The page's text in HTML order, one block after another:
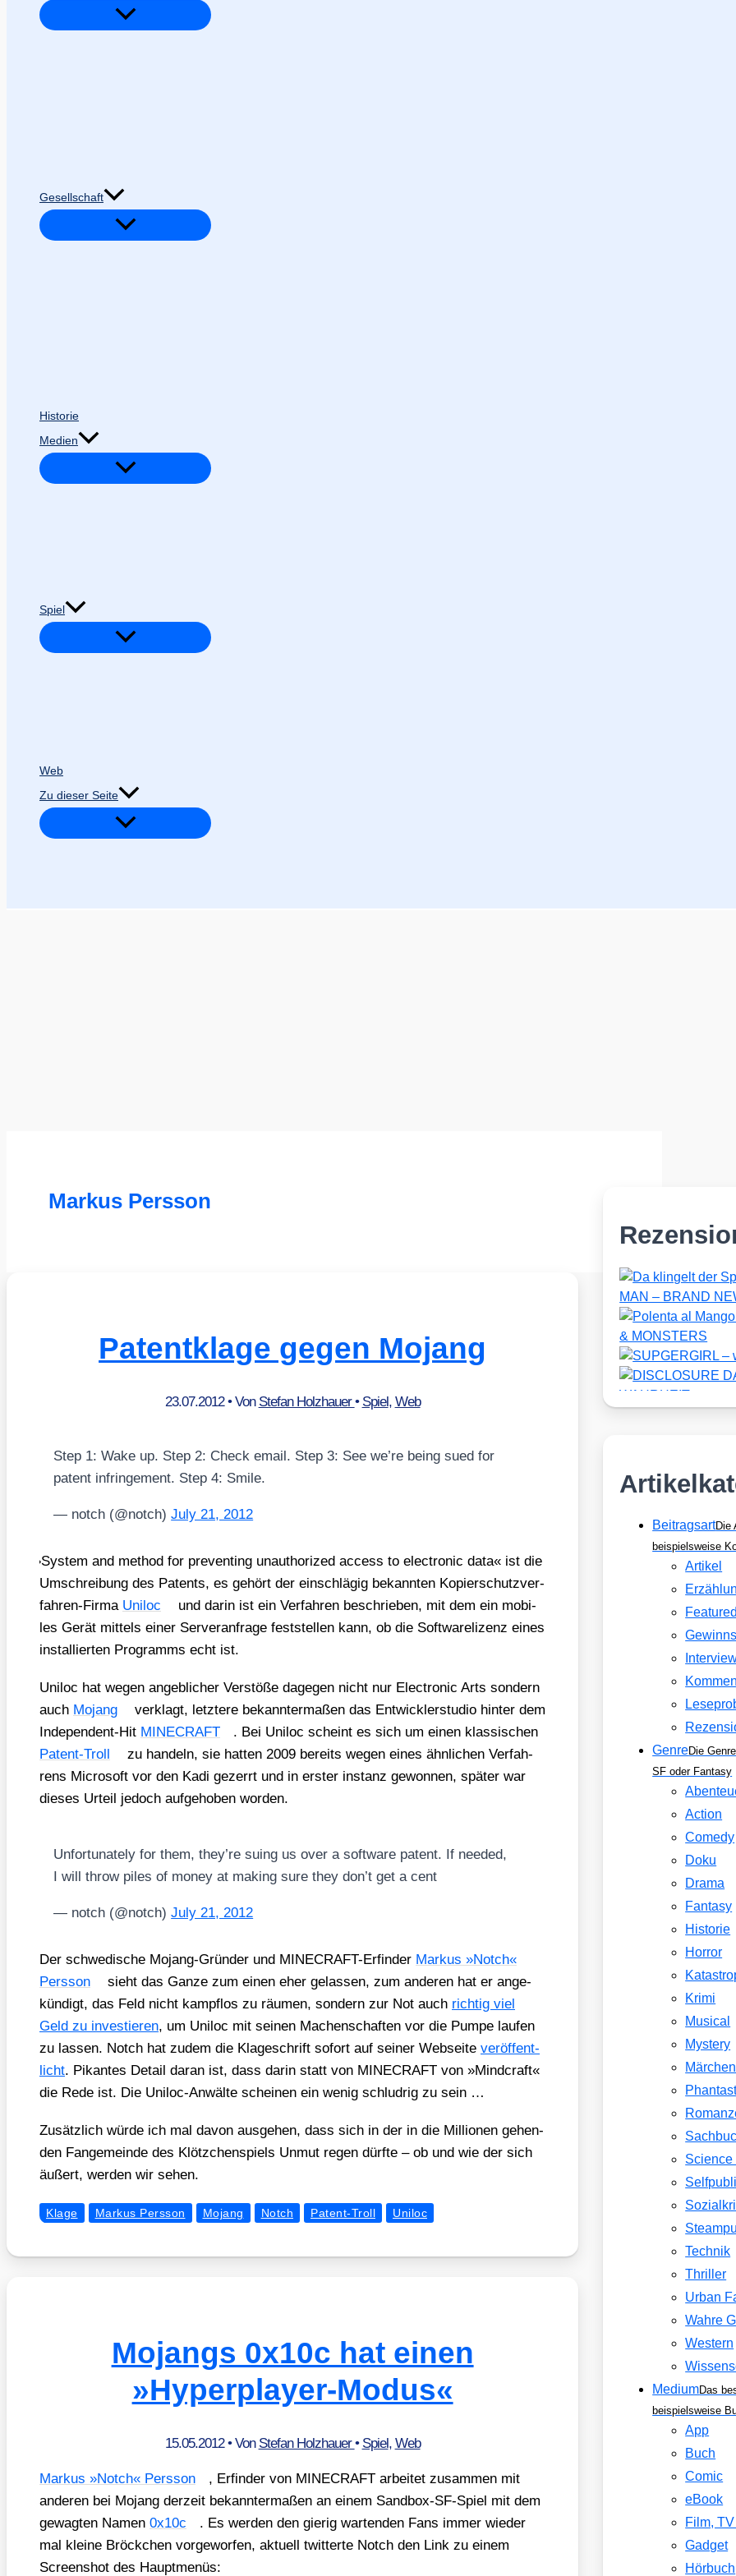
Gesellschaft
Historie
Medien
Spiel
Web
Zu dieser Seite
Markus Persson
Patentklage gegen Mojang
23.07.2012• Von Stefan Holzhauer• Spiel, Web
Step 1: Wake up. Step 2: Check email. Step 3: See we’­re being sued for
patent inf­rin­ge­ment. Step 4: Smi­le.
— notch (@notch)July 21, 2012
»Sys­tem and method for pre­ven­ting unaut­ho­ri­zed access to elec­tro­nic data« ist die
Umschrei­bung des Patents, es gehört der ein­schlä­gig bekann­ten Kopier­schutz­ver­
fah­ren-Fir­ma Uni­loc
und dar­in ist ein Ver­fah­ren beschrie­ben, mit dem ein mobi­
les Gerät mit­tels einer Ser­ver­an­fra­ge fest­stel­len kann, ob die Soft­ware­li­zenz eines
instal­lier­ten Pro­gramms echt ist.
Uni­loc hat wegen angeb­li­cher Ver­stö­ße dage­gen nicht nur Elec­tro­nic Arts son­dern
auch Mojang
ver­klagt, letz­te­re bekann­ter­ma­ßen das Ent­wick­ler­stu­dio hin­ter dem
Inde­pen­dent-Hit MINECRAFT
. Bei Uni­loc scheint es sich um einen klas­si­schen
Patent-Troll
zu han­deln, sie hat­ten 2009 bereits wegen eines ähn­li­chen Ver­fah­
rens Micro­soft vor den Kadi gezerrt und in ers­ter instanz gewon­nen, spä­ter war
die­ses Urteil jedoch auf­ge­ho­ben wor­den.
Unfort­u­na­te­ly for them, they’­re suing us over a soft­ware patent. If nee­ded,
I will throw piles of money at making sure they don’t get a cent
— notch (@notch)July 21, 2012
Der schwe­di­sche Mojang-Grün­der und MINE­CRAFT-Erfin­der Mar­kus »Notch«
Pers­son
sieht das Gan­ze zum einen eher gelas­sen, zum ande­ren hat er ange­
kün­digt, das Feld nicht kampf­los zu räu­men, son­dern zur Not auch rich­tig viel
Geld zu inves­tie­ren, um Uni­loc mit sei­nen Machen­schaf­ten vor die Pum­pe lau­fen
zu las­sen. Notch hat zudem die Kla­ge­schrift sofort auf sei­ner Web­sei­te ver­öf­fent­
licht. Pikan­tes Detail dar­an ist, dass dar­in statt von MINECRAFT von »Mind­craft«
die Rede ist. Die Uni­loc-Anwäl­te schei­nen ein wenig schlud­rig zu sein …
Zusätz­lich wür­de ich mal davon aus­ge­hen, dass sich in der in die Mil­lio­nen gehen­
den Fan­ge­mein­de des Klötz­chen­spiels Unmut regen dürf­te – ob und wie der sich
äußert, wer­den wir sehen.
Klage Markus Persson Mojang Notch Patent-Troll Uniloc
Mojangs 0x10c hat einen
»Hyperplayer-Modus«
15.05.2012• Von Stefan Holzhauer• Spiel, Web
Mar­kus »Notch« Pers­son
, Erfin­der von MINECRAFT arbei­tet zusam­men mit
ande­ren bei Mojang der­zeit bekann­ter­ma­ßen an einem Sand­box-SF-Spiel mit dem
gewag­ten Namen 0x10c
. Es wer­den den gie­rig war­ten­den Fans immer wie­der
mal klei­ne Bröck­chen vor­ge­wor­fen, aktu­ell twit­ter­te Notch den Link zu einem
Screen­shot des Haupt­me­nüs:
BeitragsartDie
beispielsweise
Artikel
GenreDie
SF oder Fantasy
Action
Comedy
Doku
Drama
Fantasy
Historie
Horror
Krimi
Musical
Mystery
Märchen
Science
Technik
Thriller
Urban
Wahre
Western
MediumDas
beispielsweise
App
Buch
Comic
eBook
Film,
Gadget
Hörbuch